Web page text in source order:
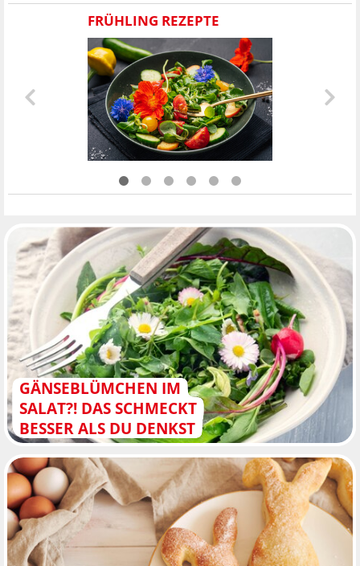
FRÜHLING REZEPTE
GÄNSEBLÜMCHEN IM
SALAT?! DAS SCHMECKT
BESSER ALS DU DENKST